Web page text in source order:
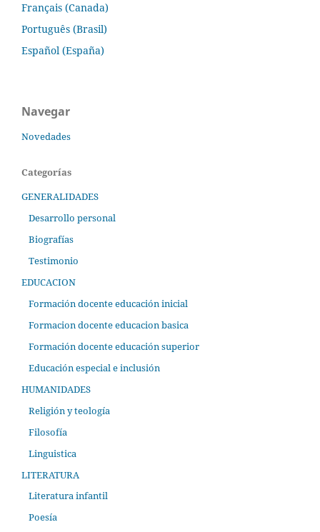
Français (Canada)
Português (Brasil)
Español (España)
Navegar
Novedades
Categorías
GENERALIDADES
Desarrollo personal
Biografías
Testimonio
EDUCACION
Formación docente educación inicial
Formacion docente educacion basica
Formación docente educación superior
Educación especial e inclusión
HUMANIDADES
Religión y teología
Filosofía
Linguistica
LITERATURA
Literatura infantil
Poesía